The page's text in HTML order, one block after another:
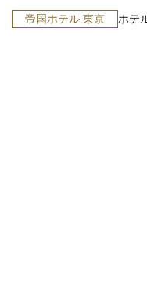
帝国ホテル 東京 ホテ